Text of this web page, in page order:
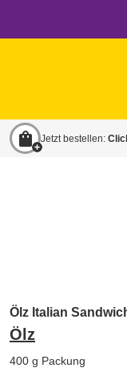
shopping_bag Jetzt bestellen:
Ölz Italian
Ölz
400 g Packung